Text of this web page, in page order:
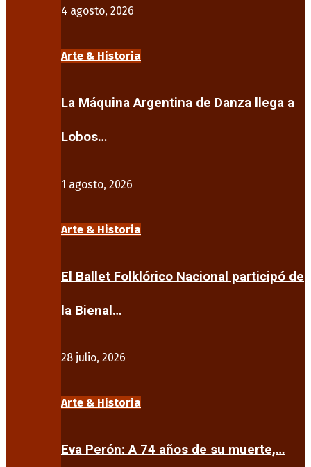
4 agosto, 2026
Arte & Historia
La Máquina Argentina de Danza llega a
Lobos…
1 agosto, 2026
Arte & Historia
El Ballet Folklórico Nacional participó de
la Bienal…
28 julio, 2026
Arte & Historia
Eva Perón: A 74 años de su muerte,…